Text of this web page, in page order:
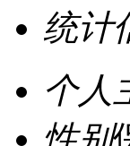
统计
个人